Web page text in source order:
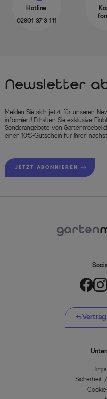
Hotline
02801 3713 111
Newsletter
Melden Sie sich jetzt für unseren
informiert! Erhalten Sie exklusive
Sonderangebote von
einen 10€-Gutschein für Ihren
JETZT ABONNIEREN
Sicherheit